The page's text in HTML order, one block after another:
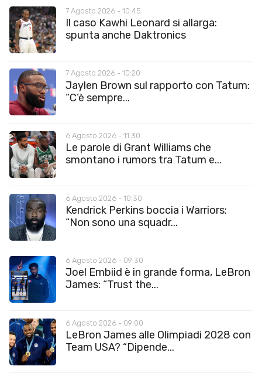
7 Agosto 2026 - 10:45
Il caso Kawhi Leonard si allarga:
spunta anche Daktronics
7 Agosto 2026 - 10:20
Jaylen Brown sul rapporto con Tatum:
“C’è sempre...
6 Agosto 2026 - 11:30
Le parole di Grant Williams che
smontano i rumors tra Tatum e...
6 Agosto 2026 - 10:30
Kendrick Perkins boccia i Warriors:
“Non sono una squadr...
6 Agosto 2026 - 09:30
Joel Embiid è in grande forma, LeBron
James: “Trust the...
6 Agosto 2026 - 09:00
LeBron James alle Olimpiadi 2028 con
Team USA? “Dipende...